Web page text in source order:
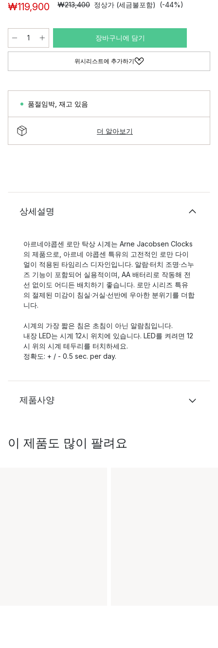
₩119,900 ₩213,400 정상가 (세금불포함) (-44%)
장바구니에 담기
위시리스트에 추가하기
품절임박 재고 있음
더 알아보기
상세설명
아르네야콥센 로만 탁상 시계는 Arne Jacobsen Clocks
의 제품으로, 아르네 야콥센 특유의 고전적인 로만 다이
얼이 적용된 타임리스 디자인입니다. 알람·터치 조명·스누
즈 기능이 포함되어 실용적이며, AA 배터리로 작동해 전
선 없이도 어디든 배치하기 좋습니다. 로만 시리즈 특유
의 절제된 미감이 침실·거실·선반에 우아한 분위기를 더합
니다.
시계의 가장 짧은 침은 초침이 아닌 알람침입니다.
내장 LED는 시계 12시 위치에 있습니다. LED를 켜려면 12
시 위의 시계 테두리를 터치하세요.
정확도: + / - 0.5 sec. per day.
제품사양
이 제품도 많이 팔려요